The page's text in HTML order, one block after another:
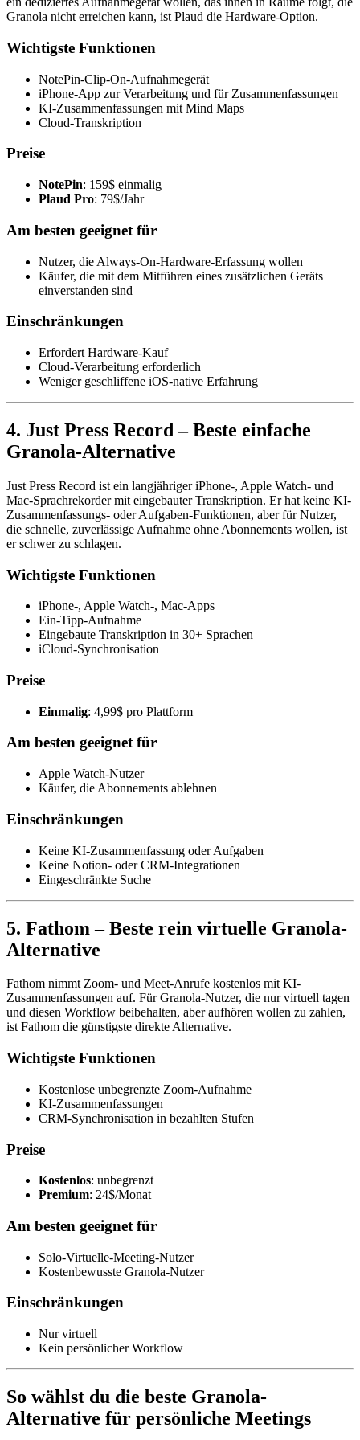
Granola nicht erreichen kann, ist Plaud die Hardware-Option.
Wichtigste Funktionen
NotePin-Clip-On-Aufnahmegerät
iPhone-App zur Verarbeitung und für Zusammenfassungen
KI-Zusammenfassungen mit Mind Maps
Cloud-Transkription
Preise
NotePin: 159$ einmalig
Plaud Pro: 79$/Jahr
Am besten geeignet für
Nutzer, die Always-On-Hardware-Erfassung wollen
Käufer, die mit dem Mitführen eines zusätzlichen Geräts
einverstanden sind
Einschränkungen
Erfordert Hardware-Kauf
Cloud-Verarbeitung erforderlich
Weniger geschliffene iOS-native Erfahrung
4. Just Press Record – Beste einfache
Granola-Alternative
Just Press Record ist ein langjähriger iPhone-, Apple Watch- und
Mac-Sprachrekorder mit eingebauter Transkription. Er hat keine KI-
Zusammenfassungs- oder Aufgaben-Funktionen, aber für Nutzer,
die schnelle, zuverlässige Aufnahme ohne Abonnements wollen, ist
er schwer zu schlagen.
Wichtigste Funktionen
iPhone-, Apple Watch-, Mac-Apps
Ein-Tipp-Aufnahme
Eingebaute Transkription in 30+ Sprachen
iCloud-Synchronisation
Preise
Einmalig: 4,99$ pro Plattform
Am besten geeignet für
Apple Watch-Nutzer
Käufer, die Abonnements ablehnen
Einschränkungen
Keine KI-Zusammenfassung oder Aufgaben
Keine Notion- oder CRM-Integrationen
Eingeschränkte Suche
5. Fathom – Beste rein virtuelle Granola-
Alternative
Fathom nimmt Zoom- und Meet-Anrufe kostenlos mit KI-
Zusammenfassungen auf. Für Granola-Nutzer, die nur virtuell tagen
und diesen Workflow beibehalten, aber aufhören wollen zu zahlen,
ist Fathom die günstigste direkte Alternative.
Wichtigste Funktionen
Kostenlose unbegrenzte Zoom-Aufnahme
KI-Zusammenfassungen
CRM-Synchronisation in bezahlten Stufen
Preise
Kostenlos: unbegrenzt
Premium: 24$/Monat
Am besten geeignet für
Solo-Virtuelle-Meeting-Nutzer
Kostenbewusste Granola-Nutzer
Einschränkungen
Nur virtuell
Kein persönlicher Workflow
So wählst du die beste Granola-
Alternative für persönliche Meetings